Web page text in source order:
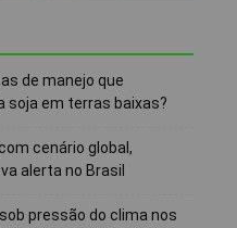
de manejo que
soja em terras baixas?
cenário global,
alerta no Brasil
pressão do clima nos